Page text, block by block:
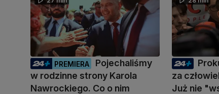
PREMIERA
Pojechaliśmy
w rodzinne strony Karola
Nawrockiego. Co o nim
za
Już nie